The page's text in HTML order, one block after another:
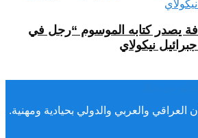
يصدر كتابه الموسوم “رجل في
نيكولاي
العراقي والعربي والدولي بحيادية ومهنية.